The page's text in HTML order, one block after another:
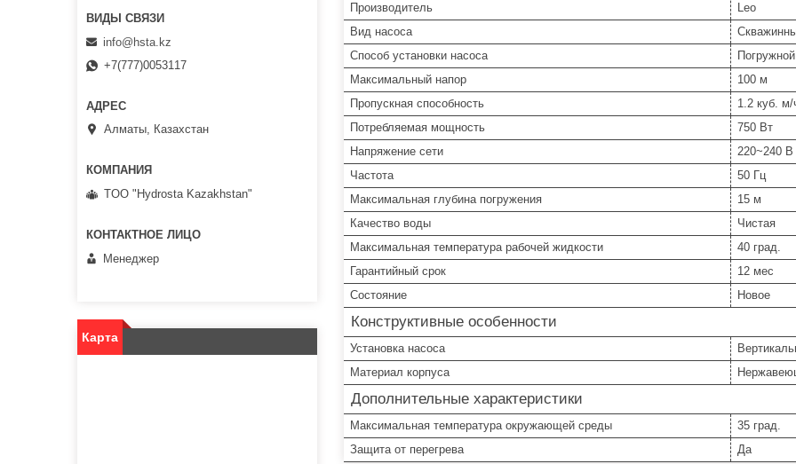
Производитель
Leo
Вид насоса
Способ установки насоса
Погружной
Максимальный напор
100 м
Пропускная способность
1.2 куб. м/
Потребляемая мощность
750 Вт
Напряжение сети
220~240 В
Частота
50 Гц
Максимальная глубина погружения
15 м
Качество воды
Чистая
Максимальная температура рабочей жидкости
40 град.
Гарантийный срок
12 мес
Состояние
Новое
Конструктивные особенности
Установка насоса
Материал корпуса
Дополнительные характеристики
Максимальная температура окружающей среды
35 град.
Защита от перегрева
Да
info@hsta.kz
+7(777)0053117
Алматы, Казахстан
TOO "Hydrosta Kazakhstan"
Менеджер
Карта